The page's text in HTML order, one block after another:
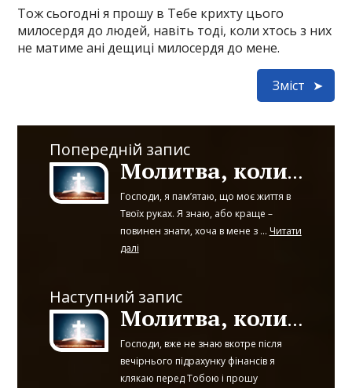
Тож сьогодні я прошу в Тебе крихту цього
милосердя до людей, навіть тоді, коли хтось з них
не матиме ані дещиці милосердя до мене.
Зміст
Попередній запис
Молитва, коли руйнуються всі плани
Господи, я пам’ятаю, що моє життя в
Твоїх руках. Я знаю, або краще –
повинен знати, хоча в мене з ... Читати
далі
Наступний запис
Молитва, коли ні на що не вистачає грошей
Господи, вже не знаю вкотре після
вечірнього підрахунку фінансів я
клякаю перед Тобою і прошу